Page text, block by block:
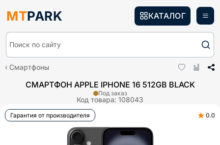
MTPARK
Поиск по сайту
КАТАЛОГ
Смартфоны
СМАРТФОН APPLE IPHONE 16 512GB BLACK
Код товара: 108043
Под заказ
Гарантия от производителя ★ 0.0